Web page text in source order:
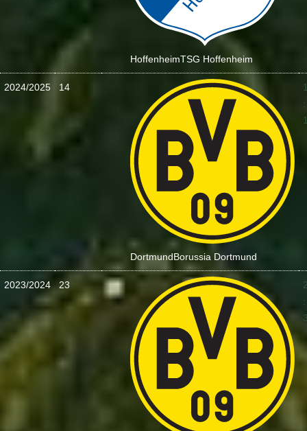
HoffenheimTSG Hoffenheim
2024/2025 14
DortmundBorussia Dortmund
:
2023/2024 23
: